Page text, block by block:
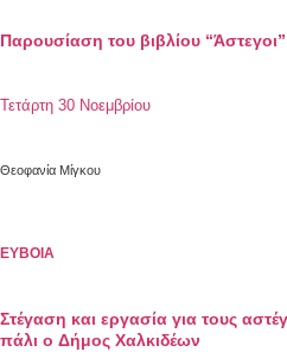
Παρουσίαση του βιβλίου
Τετάρτη 30 Νοεμβρίου
Θεοφανία Μίγκου
ΕΥΒΟΙΑ
Στέγαση και εργασία για τους
πάλι ο Δήμος Χαλκιδέων